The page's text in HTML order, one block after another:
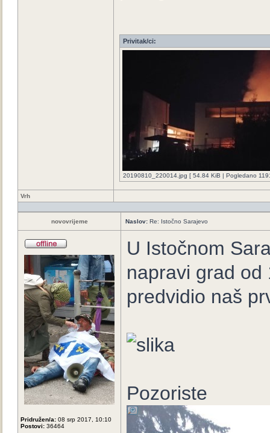
Privitak/ci:
20190810_220014.jpg [ 54.84 KiB | Pogledano
Vrh
novovrijeme Naslov: Re: Istočno Sarajevo
Pridružen/a: 08 srp 2017, 10:10
Postovi: 36464
U Istočnom
napravi grad od
predvidio naš
Pozoriste